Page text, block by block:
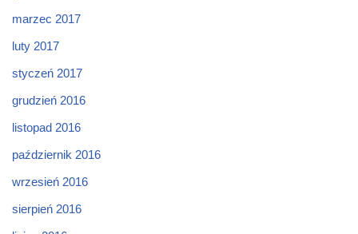
marzec 2017
luty 2017
styczeń 2017
grudzień 2016
listopad 2016
październik 2016
wrzesień 2016
sierpień 2016